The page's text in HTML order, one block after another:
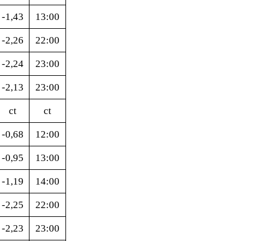
-1,43 13:00
-2,26 22:00
-2,24 23:00
-2,13 23:00
ct ct
-0,68 12:00
-0,95 13:00
-1,19 14:00
-2,25 22:00
-2,23 23:00